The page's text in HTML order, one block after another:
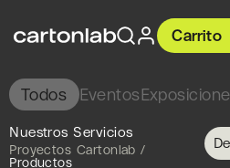
Carrito
Todos Eventos
Nuestros Servicios
Proyectos Cartonlab /
Productos